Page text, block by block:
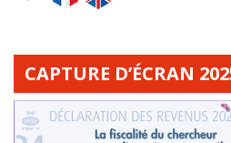
CAPTURE D’ÉCRAN